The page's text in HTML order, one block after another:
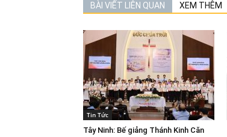
BÀI VIẾT LIÊN QUAN XEM THÊM
Tin Tức
Tây Ninh: Bế giảng Thánh Kinh Căn